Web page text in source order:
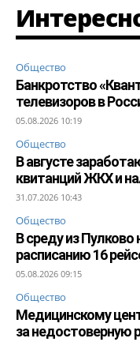
Общество
Банкротство
телевизоров в
05.08.2026 10:19
Общество
В августе
квитанций ЖКХ и
31.07.2026 10:43
Общество
В среду из
расписанию 16
05.08.2026 09:15
Общество
Медицинскому
за недостоверную